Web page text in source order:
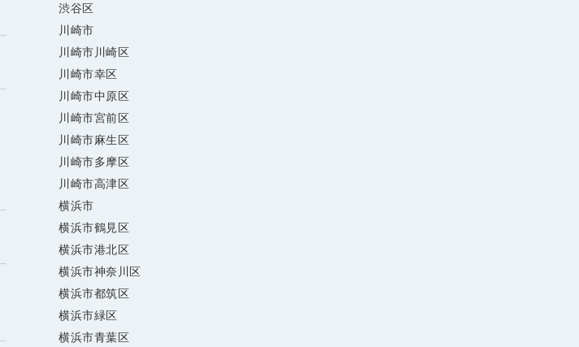
渋谷区
川崎市
川崎市川崎区
川崎市幸区
川崎市中原区
川崎市宮前区
川崎市麻生区
川崎市多摩区
川崎市高津区
横浜市
横浜市鶴見区
横浜市港北区
横浜市神奈川区
横浜市都筑区
横浜市緑区
横浜市青葉区